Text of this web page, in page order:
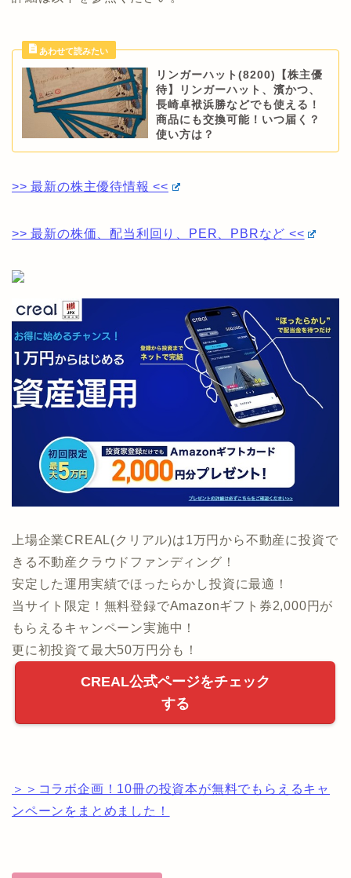
リンガーハット(8200)【株主優
待】リンガーハット、濱かつ、
長崎卓袱浜勝などでも使える！
商品にも交換可能！いつ届く？
使い方は？
>> 最新の株主優待情報 <<
>> 最新の株価、配当利回り、PER、PBRなど <<
上場企業CREAL(クリアル)は1万円から不動産に投資で
きる不動産クラウドファンディング！
安定した運用実績でほったらかし投資に最適！
当サイト限定！無料登録でAmazonギフト券2,000円が
もらえるキャンペーン実施中！
更に初投資て最大50万円分も！
CREAL公式ページをチェック
する
＞＞コラボ企画！10冊の投資本が無料でもらえるキャ
ンペーンをまとめました！